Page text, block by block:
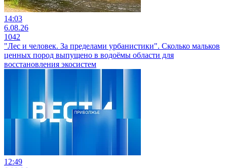
14:03
6.08.26
1042
"Лес и человек. За пределами урбанистики". Сколько мальков
ценных пород выпущено в водоёмы области для
восстановления экосистем
12:49